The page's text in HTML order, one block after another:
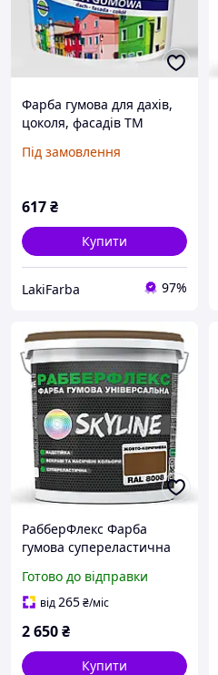
Фарба гумова для дахів,
цоколя, фасадів ТМ
Червоно-Коричнева 3.6кг
Під замовлення
617₴
Купити
LakiFarba 97%
РабберФлекс Фарба
гумова супереластична
та покрівлі Жовто-
коричнева RAL 8008 12 кг
Готово до відправки
від265₴/міс
2 650₴
Купити